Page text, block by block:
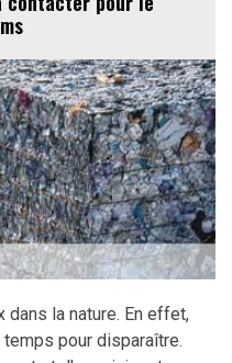
dans la nature. En effet,
pour disparaître.